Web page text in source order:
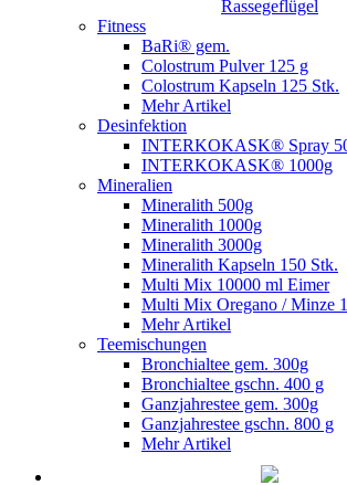
Rassegeflügel
Fitness
BaRi® gem.
Colostrum Pulver 125 g
Colostrum Kapseln 125 Stk.
Mehr Artikel
Desinfektion
INTERKOKASK® Spray
INTERKOKASK® 1000g
Mineralien
Mineralith 500g
Mineralith 1000g
Mineralith 3000g
Mineralith Kapseln 150 Stk.
Multi Mix 10000 ml Eimer
Multi Mix Oregano / Minze
Mehr Artikel
Teemischungen
Bronchialtee gem. 300g
Bronchialtee gschn. 400 g
Ganzjahrestee gem. 300g
Ganzjahrestee gschn. 800 g
Mehr Artikel